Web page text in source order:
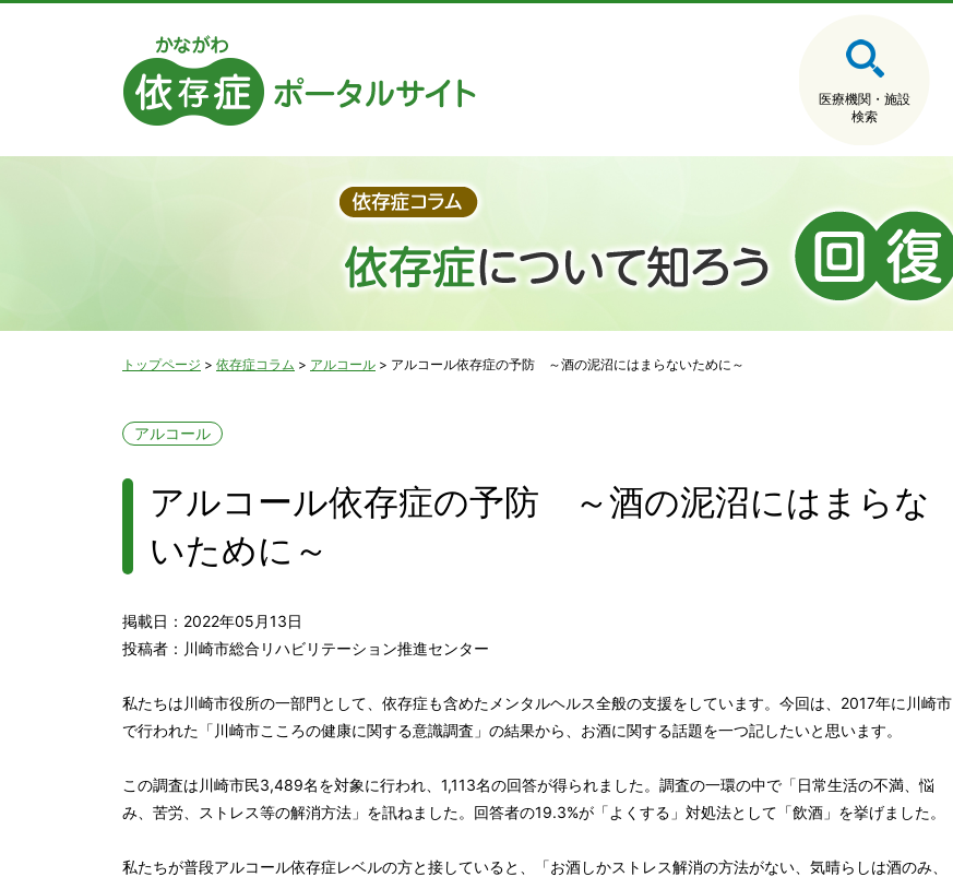
医療機関・施設
検索
トップページ > 依存症コラム > アルコール > アルコール依存症の予防 ～酒の泥沼にはまらないために～
アルコール
アルコール依存症の予防 ～酒の泥沼にはまらな
いために～
掲載日：2022年05月13日
投稿者：川崎市総合リハビリテーション推進センター
私たちは川崎市役所の一部門として、依存症も含めたメンタルヘルス全般の支援をしています。今回は、2017年に川崎市
で行われた「川崎市こころの健康に関する意識調査」の結果から、お酒に関する話題を一つ記したいと思います。
この調査は川崎市民3,489名を対象に行われ、1,113名の回答が得られました。調査の一環の中で「日常生活の不満、悩
み、苦労、ストレス等の解消方法」を訊ねました。回答者の19.3%が「よくする」対処法として「飲酒」を挙げました。
私たちが普段アルコール依存症レベルの方と接していると、「お酒しかストレス解消の方法がない、気晴らしは酒のみ、